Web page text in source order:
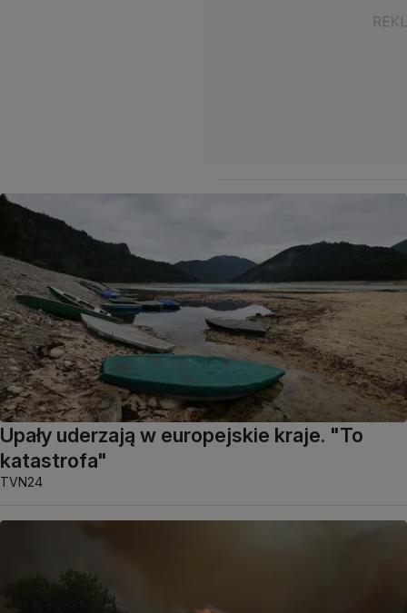
Upały uderzają w europejskie kraje. "To
katastrofa"
TVN24